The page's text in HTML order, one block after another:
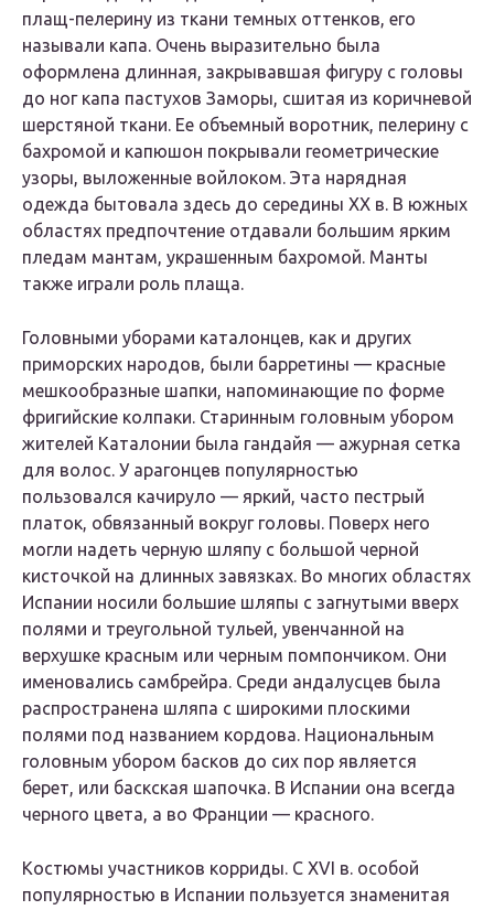
плащ-пелерину из ткани темных оттенков, его
называли капа. Очень выразительно была
оформлена длинная, закрывавшая фигуру с головы
до ног капа пастухов Заморы, сшитая из коричневой
шерстяной ткани. Ее объемный воротник, пелерину с
бахромой и капюшон покрывали геометрические
узоры, выложенные войлоком. Эта нарядная
одежда бытовала здесь до середины XX в. В южных
областях предпочтение отдавали большим ярким
пледам мантам, украшенным бахромой. Манты
также играли роль плаща.
Головными уборами каталонцев, как и других
приморских народов, были барретины — красные
мешкообразные шапки, напоминающие по форме
фригийские колпаки. Старинным головным убором
жителей Каталонии была гандайя — ажурная сетка
для волос. У арагонцев популярностью
пользовался качируло — яркий, часто пестрый
платок, обвязанный вокруг головы. Поверх него
могли надеть черную шляпу с большой черной
кисточкой на длинных завязках. Во многих областях
Испании носили большие шляпы с загнутыми вверх
полями и треугольной тульей, увенчанной на
верхушке красным или черным помпончиком. Они
именовались самбрейра. Среди андалусцев была
распространена шляпа с широкими плоскими
полями под названием кордова. Национальным
головным убором басков до сих пор является
берет, или баскская шапочка. В Испании она всегда
черного цвета, а во Франции — красного.
Костюмы участников корриды. С XVI в. особой
популярностью в Испании пользуется знаменитая